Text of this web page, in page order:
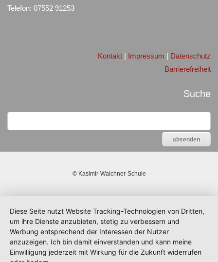
Telefon: 07552 91253
Kontakt | Impressum | Datenschutz
Barrierefreiheit
Suche
©Kasimir-Walchner-Schule
Diese Seite nutzt Website Tracking-Technologien von Dritten,
um ihre Dienste anzubieten, stetig zu verbessern und
Werbung entsprechend der Interessen der Nutzer
anzuzeigen. Ich bin damit einverstanden und kann meine
Einwilligung jederzeit mit Wirkung für die Zukunft widerrufen